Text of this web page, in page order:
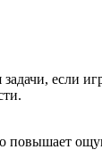
если
повышает